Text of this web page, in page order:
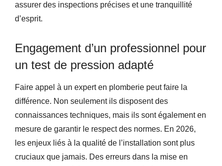
assurer des inspections précises et une tranquillité
d’esprit.
Engagement d’un professionnel pour
un test de pression adapté
Faire appel à un expert en plomberie peut faire la
différence. Non seulement ils disposent des
connaissances techniques, mais ils sont également en
mesure de garantir le respect des normes. En 2026,
les enjeux liés à la qualité de l’installation sont plus
cruciaux que jamais. Des erreurs dans la mise en